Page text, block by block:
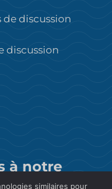
de discussion
discussion
à notre
similaires pour